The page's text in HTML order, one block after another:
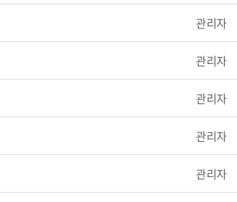
관리자
관리자
관리자
관리자
관리자